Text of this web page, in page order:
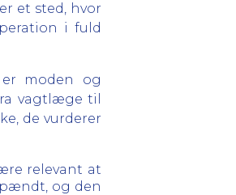
et sted, hvor
i fuld
moden og
vagtlæge til
de vurderer
relevant at
og den